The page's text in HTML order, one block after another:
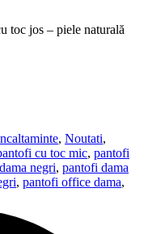
toc jos – piele naturală
, Noutati,
cu toc mic, pantofi
negri, pantofi dama
, pantofi office dama,